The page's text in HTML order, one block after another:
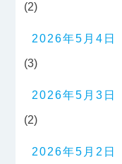
(2)
2026年5月4日
(3)
2026年5月3日
(2)
2026年5月2日